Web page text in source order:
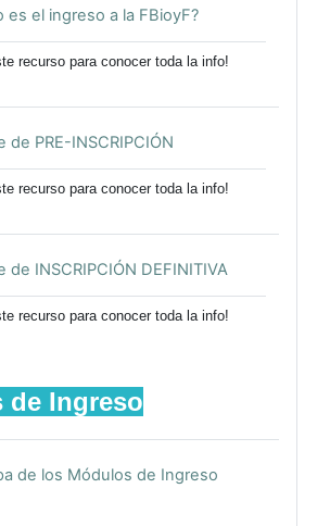
es el ingreso a la FBioyF?Página
recurso para conocer toda la info!
de PRE-INSCRIPCIÓN
recurso para conocer toda la info!
de INSCRIPCIÓN DEFINITIVA
recurso para conocer toda la info!
de Ingreso
de los Módulos de Ingreso